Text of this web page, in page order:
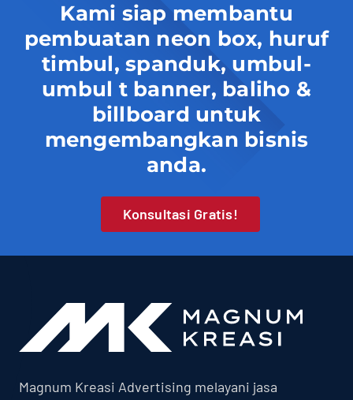
Kami siap membantu
pembuatan neon box, huruf
timbul, spanduk, umbul-
umbul t banner, baliho &
billboard untuk
mengembangkan bisnis
anda.
Konsultasi Gratis!
Magnum Kreasi Advertising melayani jasa